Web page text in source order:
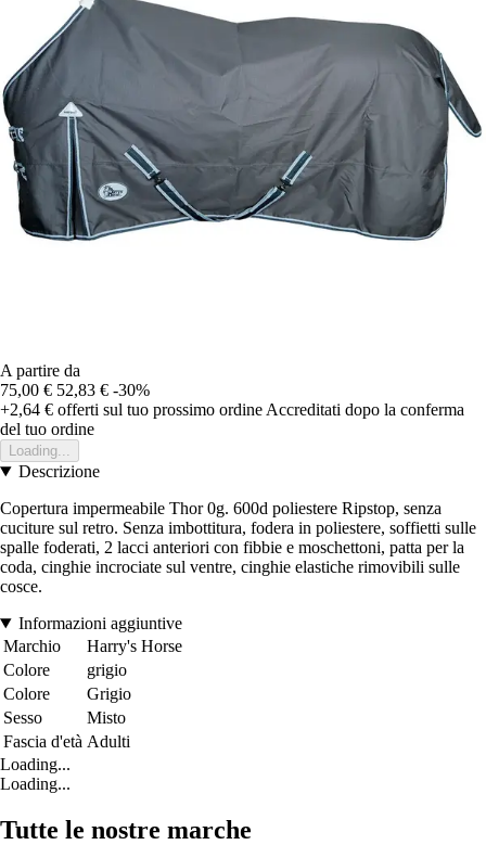
A partire da
75,00 € 52,83 € -30%
+2,64 € offerti sul tuo prossimo ordine Accreditati dopo la conferma
del tuo ordine
Loading...
Descrizione
Copertura impermeabile Thor 0g. 600d poliestere Ripstop, senza
cuciture sul retro. Senza imbottitura, fodera in poliestere, soffietti sulle
spalle foderati, 2 lacci anteriori con fibbie e moschettoni, patta per la
coda, cinghie incrociate sul ventre, cinghie elastiche rimovibili sulle
cosce.
Informazioni aggiuntive
Marchio
Harry's Horse
Colore
grigio
Colore
Grigio
Sesso
Misto
Fascia d'età Adulti
Loading...
Loading...
Tutte le nostre marche